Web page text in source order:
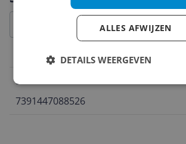
Belangrijkste kenmerken
EAN
7391447088526
ALLES AFWIJZEN
DETAILS WEERGEVEN